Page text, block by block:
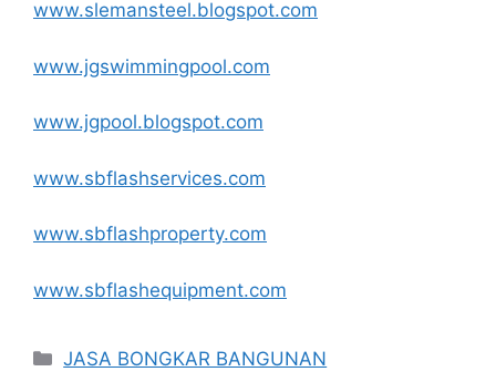
www.slemansteel.blogspot.com
www.jgswimmingpool.com
www.jgpool.blogspot.com
www.sbflashservices.com
www.sbflashproperty.com
www.sbflashequipment.com
Categories
JASA BONGKAR BANGUNAN